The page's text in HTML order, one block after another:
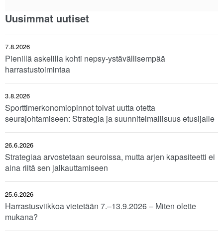
Uusimmat uutiset
7.8.2026
Pienillä askelilla kohti nepsy-ystävällisempää
harrastustoimintaa
3.8.2026
Sporttimerkonomiopinnot toivat uutta otetta
seurajohtamiseen: Strategia ja suunnitelmallisuus etusijalle
26.6.2026
Strategiaa arvostetaan seuroissa, mutta arjen kapasiteetti ei
aina riitä sen jalkauttamiseen
25.6.2026
Harrastusviikkoa vietetään 7.–13.9.2026 – Miten olette
mukana?